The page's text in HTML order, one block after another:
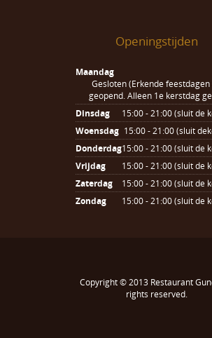
Openingstijden
Maandag
Gesloten (Erkende feestdagen
geopend. Alleen 1e kerstdag
Dinsdag
15:00 - 21:00 (sluit de
Woensdag 15:00 - 21:00 (sluit
Donderdag15:00 - 21:00 (sluit de
Vrijdag
15:00 - 21:00 (sluit de
Zaterdag
15:00 - 21:00 (sluit de
Zondag
15:00 - 21:00 (sluit de
Copyright © 2013 Restaurant
rights reserved.